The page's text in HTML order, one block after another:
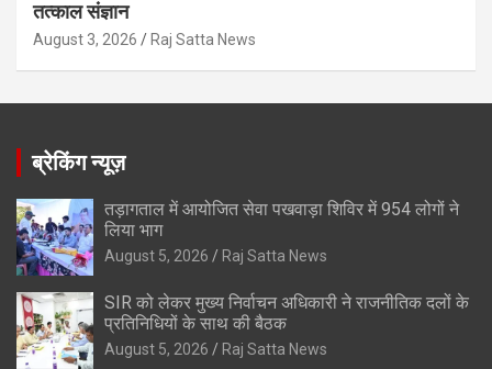
तत्काल संज्ञान
August 3, 2026 Raj Satta News
ब्रेकिंग न्यूज़
तड़ागताल में आयोजित सेवा पखवाड़ा शिविर में 954 लोगों ने
लिया भाग
August 5, 2026 Raj Satta News
SIR को लेकर मुख्य निर्वाचन अधिकारी ने राजनीतिक दलों के
प्रतिनिधियों के साथ की बैठक
August 5, 2026 Raj Satta News